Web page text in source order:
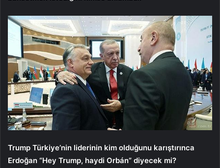
Trump Türkiye’nin liderinin kim olduğunu karıştırınca
Erdoğan “Hey Trump, haydi Orbán” diyecek mi?